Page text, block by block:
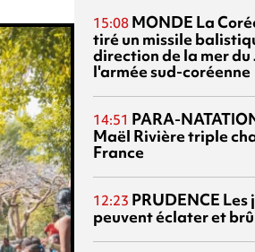
15:08 MONDE La
tiré un missile
direction de la mer du
l'armée sud-coréenne
14:51 PARA-
Maël Rivière triple
France
12:23 PRUDENCE Les
peuvent éclater et